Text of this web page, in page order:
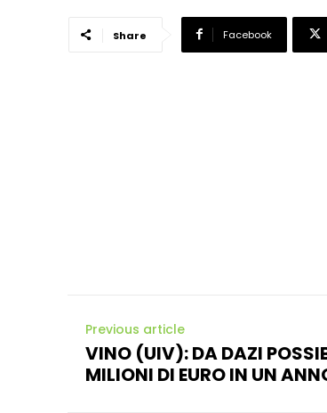
Share Facebook
Previous article
VINO (UIV): DA DAZI
MILIONI DI EURO IN UN